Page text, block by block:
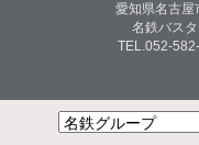
愛知県名古屋
名鉄バス
TEL.052-